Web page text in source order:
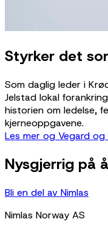
Styrker det
Som daglig leder i
Jelstad lokal
historien om ledelse,
kjerneoppgavene.
Les mer og Vegard og
Nysgjerrig på
Bli en del av Nimlas
Nimlas Norway AS